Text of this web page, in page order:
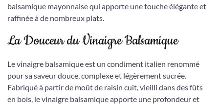
balsamique mayonnaise qui apporte une touche élégante et
raffinée à de nombreux plats.
La Douceur du Vinaigre Balsamique
Le vinaigre balsamique est un condiment italien renommé
pour sa saveur douce, complexe et légèrement sucrée.
Fabriqué à partir de moût de raisin cuit, vieilli dans des fûts
en bois, le vinaigre balsamique apporte une profondeur et